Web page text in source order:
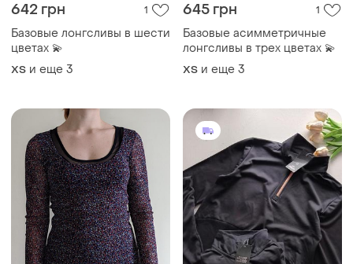
642 грн 1
Базовые лонгсливы в шести
цветах 💫
ХS и еще 3
645 грн 1
Базовые асимметричные
лонгсливы в трех цветах 💫
ХS и еще 3